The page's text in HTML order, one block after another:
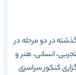
گذشته در دو مرحله در
ریاضی، تجربی، انسانی، هنر و
کنکور سراسری